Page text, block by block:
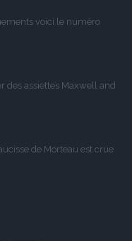
voici le numéro
des assiettes Maxwell and
de Morteau est crue